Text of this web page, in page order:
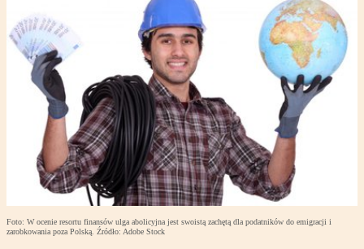
Foto: W ocenie resortu finansów ulga abolicyjna jest swoistą zachętą dla podatników do emigracji i
zarobkowania poza Polską. Źródło: Adobe Stock